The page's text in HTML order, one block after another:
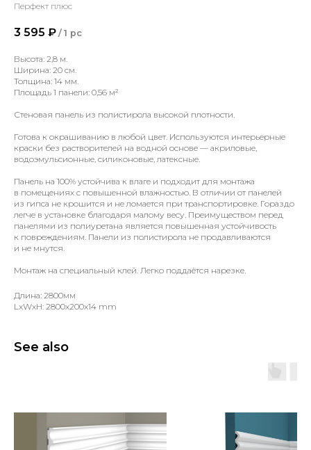
Перфект плюс
3 595 ₽ / 1 pc
Высота: 2,8 м.
Ширина: 20 см.
Толщина: 14 мм.
Площадь 1 панели: 0,56 м²
Стеновая панель из полистирола высокой плотности.
Готова к окрашиванию в любой цвет. Используются интерьерные
краски без растворителей на водной основе — акриловые,
водоэмульсионные, силиконовые, латексные.
Панель на 100% устойчива к влаге и подходит для монтажа
в помещениях с повышенной влажностью. В отличии от панелей
из гипса не крошится и не ломается при транспортировке. Гораздо
легче в установке благодаря малому весу. Преимуществом перед
панелями из полиуретана является повышенная устойчивость
к повреждениям. Панели из полистирола не продавливаются
и не мнутся.
Монтаж на специальный клей. Легко поддаётся нарезке.
Длина: 2800мм
LxWxH: 2800x200x14 mm
See also